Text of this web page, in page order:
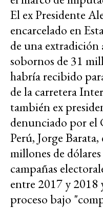
El ex Presidente
encarcelado en
de una
sobornos de 31
habría recibido
de la carretera
también ex
denunciado por el
Perú, Jorge
millones de
campañas
entre 2017 y 2018
proceso bajo